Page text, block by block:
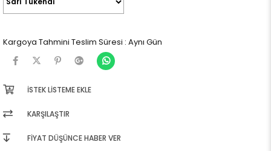
Kargoya Tahmini Teslim Süresi : Aynı Gün
İSTEK LISTEME EKLE
KARŞILAŞTIR
FIYAT DÜŞÜNCE HABER VER